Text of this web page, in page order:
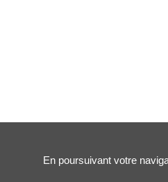
En poursuivant votre